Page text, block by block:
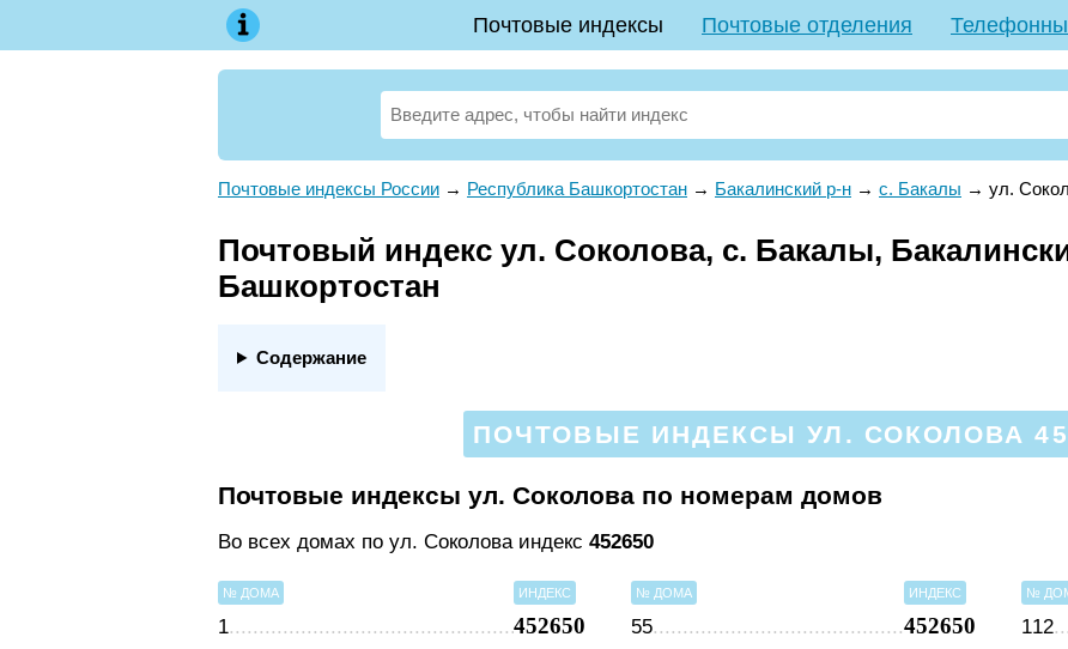
Почтовые индексы Почтовые отделения
Почтовые индексы России → Республика Башкортостан → Бакалинский р-н → с. Бакалы → ул.
Почтовый индекс ул. Соколова, с. Бакалы,
Башкортостан
Содержание
ПОЧТОВЫЕ ИНДЕКСЫ УЛ. СОКОЛОВА
Почтовые индексы ул. Соколова по номерам домов
Во всех домах по ул. Соколова индекс 452650
№ ДОМА ИНДЕКС
1 452650
№ ДОМА ИНДЕКС
55 452650
№
112